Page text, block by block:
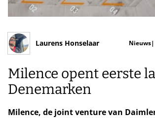
Laurens Honselaar Nieuws
Milence opent eerste
Denemarken
Milence, de joint venture van